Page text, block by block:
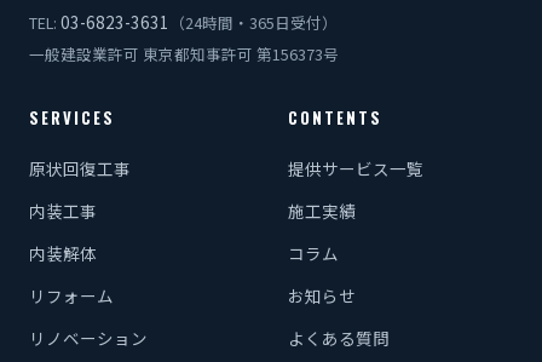
TEL: 03-6823-3631 （24時間・365日受付）
一般建設業許可 東京都知事許可 第156373号
SERVICES
原状回復工事
内装工事
内装解体
リフォーム
リノベーション
CONTENTS
提供サービス一覧
施工実績
コラム
お知らせ
よくある質問